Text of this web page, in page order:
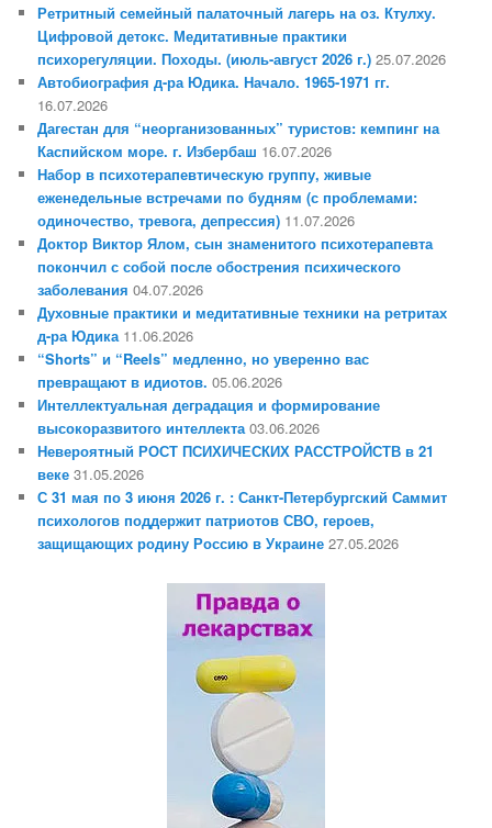
Ретритный семейный палаточный лагерь на оз. Ктулху.
Цифровой детокс. Медитативные практики
психорегуляции. Походы. (июль-август 2026 г.) 25.07.2026
Автобиография д-ра Юдика. Начало. 1965-1971 гг.
16.07.2026
Дагестан для “неорганизованных” туристов: кемпинг на
Каспийском море. г. Избербаш 16.07.2026
Набор в психотерапевтическую группу, живые
еженедельные встречами по будням (с проблемами:
одиночество, тревога, депрессия) 11.07.2026
Доктор Виктор Ялом, сын знаменитого психотерапевта
покончил с собой после обострения психического
заболевания 04.07.2026
Духовные практики и медитативные техники на ретритах
д-ра Юдика 11.06.2026
“Shorts” и “Reels” медленно, но уверенно вас
превращают в идиотов. 05.06.2026
Интеллектуальная деградация и формирование
высокоразвитого интеллекта 03.06.2026
Невероятный РОСТ ПСИХИЧЕСКИХ РАССТРОЙСТВ в 21
веке 31.05.2026
С 31 мая по 3 июня 2026 г. : Санкт-Петербургский Саммит
психологов поддержит патриотов СВО, героев,
защищающих родину Россию в Украине 27.05.2026